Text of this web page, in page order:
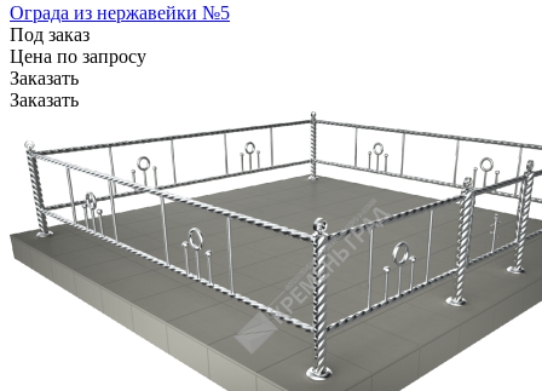
Ограда из нержавейки №5
Под заказ
Цена по запросу
Заказать
Заказать